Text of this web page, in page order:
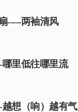
-----两袖清风
哪里低往哪里流
越想（响）越有气